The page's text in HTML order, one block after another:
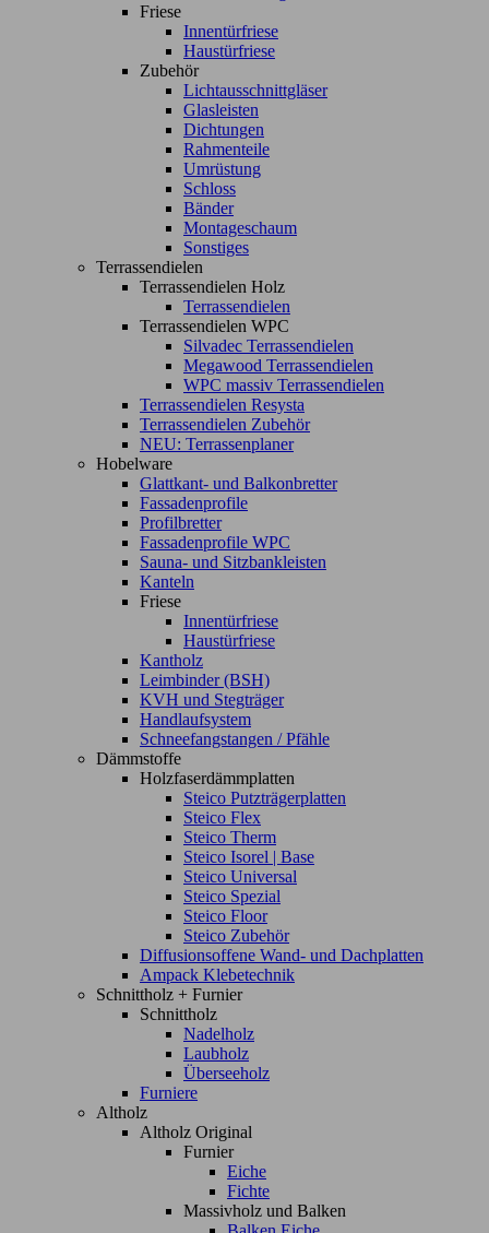
Friese
Innentürfriese
Haustürfriese
Zubehör
Lichtausschnittgläser
Glasleisten
Dichtungen
Rahmenteile
Umrüstung
Schloss
Bänder
Montageschaum
Sonstiges
Terrassendielen
Terrassendielen Holz
Terrassendielen
Terrassendielen WPC
Silvadec Terrassendielen
Megawood Terrassendielen
WPC massiv Terrassendielen
Terrassendielen Resysta
Terrassendielen Zubehör
NEU: Terrassenplaner
Hobelware
Glattkant- und Balkonbretter
Fassadenprofile
Profilbretter
Fassadenprofile WPC
Sauna- und Sitzbankleisten
Kanteln
Friese
Innentürfriese
Haustürfriese
Kantholz
Leimbinder (BSH)
KVH und Stegträger
Handlaufsystem
Schneefangstangen / Pfähle
Dämmstoffe
Holzfaserdämmplatten
Steico Putzträgerplatten
Steico Flex
Steico Therm
Steico Isorel | Base
Steico Universal
Steico Spezial
Steico Floor
Steico Zubehör
Diffusionsoffene Wand- und Dachplatten
Ampack Klebetechnik
Schnittholz + Furnier
Schnittholz
Nadelholz
Laubholz
Überseeholz
Furniere
Altholz
Altholz Original
Furnier
Eiche
Fichte
Massivholz und Balken